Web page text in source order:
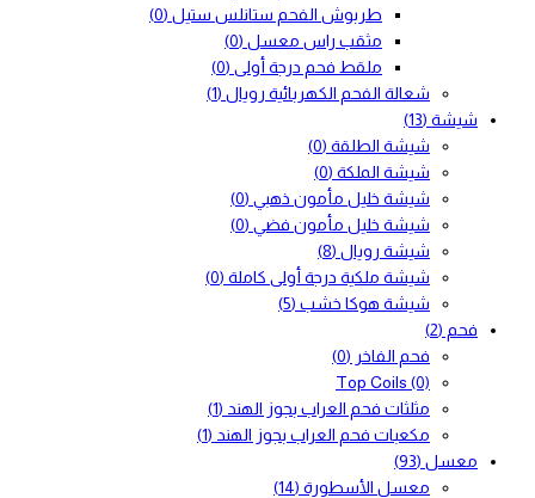
طربوش الفحم ستانلس ستيل (0)
مثقب راس معسل (0)
ملقط فحم درجة أولى (0)
شعالة الفحم الكهربائية رويال (1)
شيشة (13)
شيشة الطلقة (0)
شيشة الملكة (0)
شيشة خليل مأمون ذهبي (0)
شيشة خليل مأمون فضي (0)
شيشة رويال (8)
شيشة ملكية درجة أولى كاملة (0)
شيشة هوكا خشب (5)
فحم (2)
فحم الفاخر (0)
Top Coils (0)
مثلثات فحم العراب بجوز الهند (1)
مكعبات فحم العراب بجوز الهند (1)
معسل (93)
معسل الأسطورة (14)